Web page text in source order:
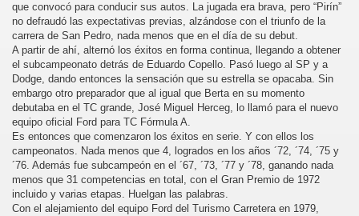
que convocó para conducir sus autos. La jugada era brava, pero “Pirín”
no defraudó las expectativas previas, alzándose con el triunfo de la
carrera de San Pedro, nada menos que en el día de su debut.
A partir de ahí, alternó los éxitos en forma continua, llegando a obtener
el subcampeonato detrás de Eduardo Copello. Pasó luego al SP y a
Dodge, dando entonces la sensación que su estrella se opacaba. Sin
embargo otro preparador que al igual que Berta en su momento
debutaba en el TC grande, José Miguel Herceg, lo llamó para el nuevo
equipo oficial Ford para TC Fórmula A.
Es entonces que comenzaron los éxitos en serie. Y con ellos los
campeonatos. Nada menos que 4, logrados en los años ´72, ´74, ´75 y
´76. Además fue subcampeón en el ´67, ´73, ´77 y ´78, ganando nada
menos que 31 competencias en total, con el Gran Premio de 1972
incluido y varias etapas. Huelgan las palabras.
Con el alejamiento del equipo Ford del Turismo Carretera en 1979,